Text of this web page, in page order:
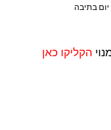
יום בתיבה
הקליקו כאן